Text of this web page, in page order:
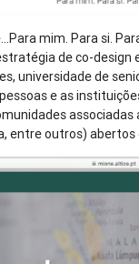
mim. Para si.
de co-design
universidade de
e as
entre outros) abertos